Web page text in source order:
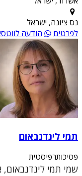
נס ציונה, ישראל
לפרטים
הודעה
תמי לינדנבאום
פסיכותרפיסטית
שמי תמי לינדנבאום,